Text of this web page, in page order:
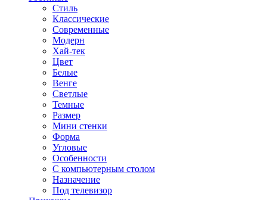
Стиль
Классические
Современные
Модерн
Хай-тек
Цвет
Белые
Венге
Светлые
Темные
Размер
Мини стенки
Форма
Угловые
Особенности
С компьютерным столом
Назначение
Под телевизор